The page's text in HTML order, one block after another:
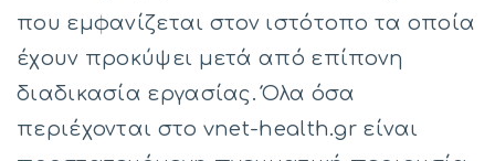
που εμφανίζεται στον ιστότοπο τα οποία
έχουν προκύψει μετά από επίπονη
διαδικασία εργασίας. Όλα όσα
περιέχονται στο vnet-health.gr είναι